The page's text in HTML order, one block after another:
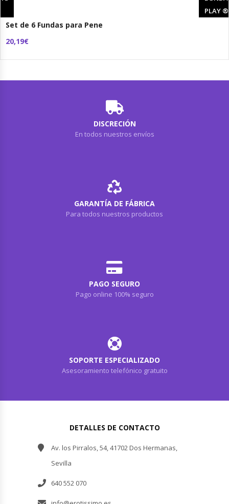
Set de 6 Fundas para Pene
20,19€
PLAY®
DISCRECIÓN
En todos nuestros envíos
GARANTÍA DE FÁBRICA
Para todos nuestros productos
PAGO SEGURO
Pago online 100% seguro
SOPORTE ESPECIALIZADO
Asesoramiento telefónico gratuito
DETALLES DE CONTACTO
Av. los Pirralos, 54, 41702 Dos Hermanas,
Sevilla
640 552 070